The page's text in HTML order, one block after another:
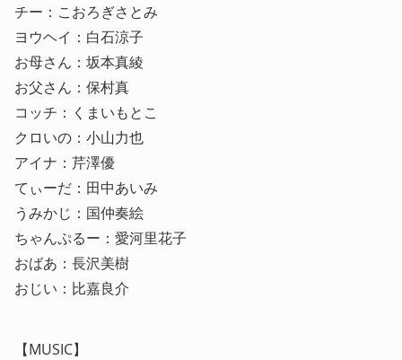
チー：こおろぎさとみ
ヨウヘイ：白石涼子
お母さん：坂本真綾
お父さん：保村真
コッチ：くまいもとこ
クロいの：小山力也
アイナ：芹澤優
てぃーだ：田中あいみ
うみかじ：国仲奏絵
ちゃんぷるー：愛河里花子
おばあ：長沢美樹
おじい：比嘉良介
【MUSIC】